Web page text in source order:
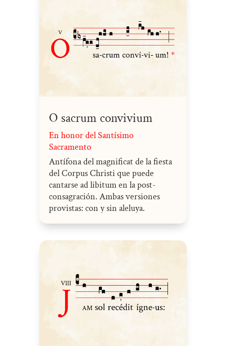
O sacrum convivium
En honor del Santísimo
Sacramento
Antífona del magnificat de la fiesta
del Corpus Christi que puede
cantarse ad libitum en la post-
consagración. Ambas versiones
provistas: con y sin aleluya.